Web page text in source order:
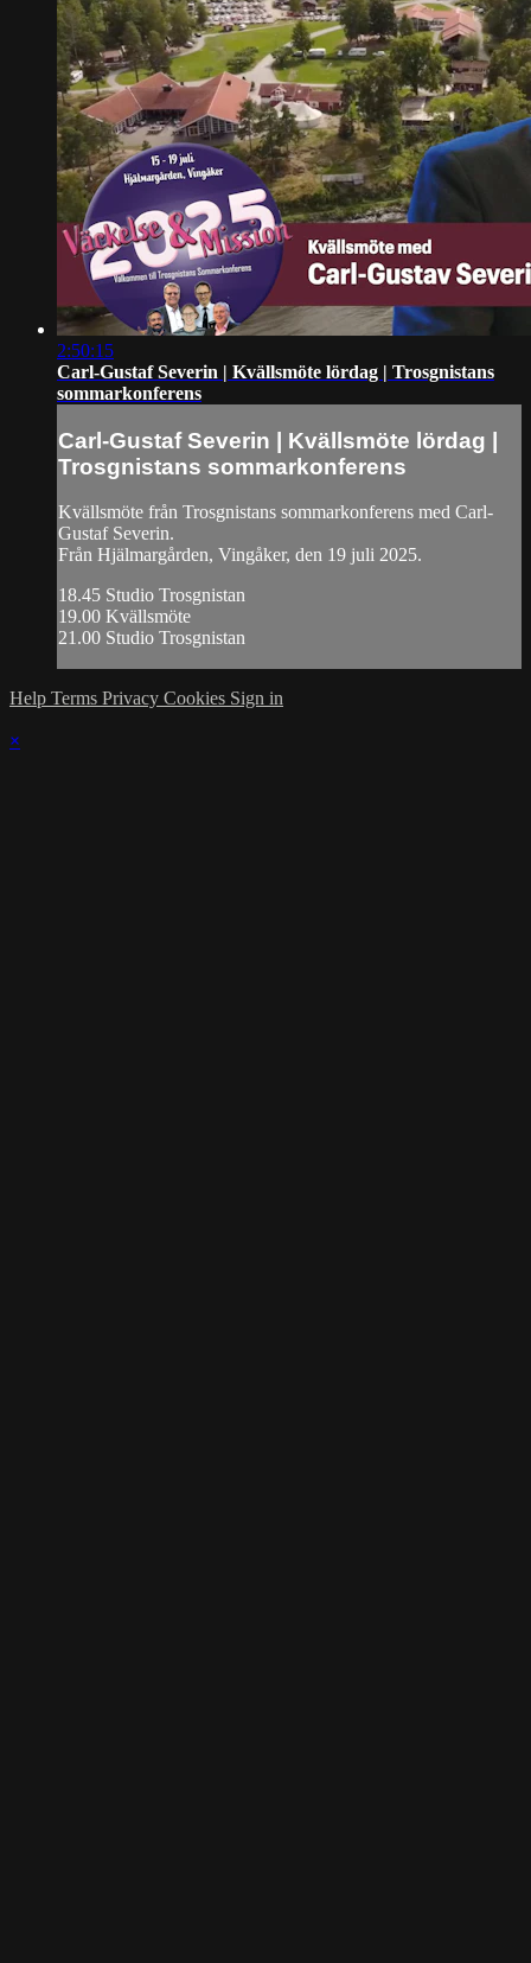
2:50:15
Carl-Gustaf Severin | Kvällsmöte lördag | Trosgnistans
sommarkonferens
Carl-Gustaf Severin | Kvällsmöte lördag |
Trosgnistans sommarkonferens
Kvällsmöte från Trosgnistans sommarkonferens med Carl-
Gustaf Severin.
Från Hjälmargården, Vingåker, den 19 juli 2025.
18.45 Studio Trosgnistan
19.00 Kvällsmöte
21.00 Studio Trosgnistan
Help Terms Privacy Cookies Sign in
×